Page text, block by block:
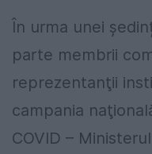
În urma unei
parte membrii
reprezentanţii
campania
COVID –